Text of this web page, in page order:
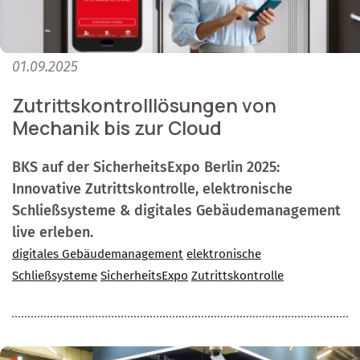
01.09.2025
Zutrittskontrolllösungen von
Mechanik bis zur Cloud
BKS auf der SicherheitsExpo Berlin 2025:
Innovative Zutrittskontrolle, elektronische
Schließsysteme & digitales Gebäudemanagement
live erleben.
digitales Gebäudemanagement elektronische
Schließsysteme SicherheitsExpo Zutrittskontrolle